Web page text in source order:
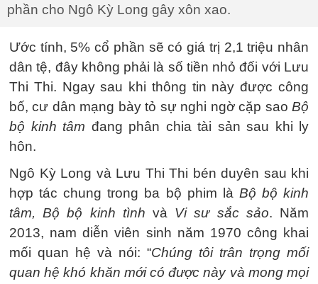
phần cho Ngô Kỳ Long gây xôn xao.
Ước tính, 5% cổ phần sẽ có giá trị 2,1 triệu nhân
dân tệ, đây không phải là số tiền nhỏ đối với Lưu
Thi Thi. Ngay sau khi thông tin này được công
bố, cư dân mạng bày tỏ sự nghi ngờ cặp sao Bộ
bộ kinh tâm đang phân chia tài sản sau khi ly
hôn.
Ngô Kỳ Long và Lưu Thi Thi bén duyên sau khi
hợp tác chung trong ba bộ phim là Bộ bộ kinh
tâm, Bộ bộ kinh tình và Vi sư sắc sảo. Năm
2013, nam diễn viên sinh năm 1970 công khai
mối quan hệ và nói: “Chúng tôi trân trọng mối
quan hệ khó khăn mới có được này và mong mọi